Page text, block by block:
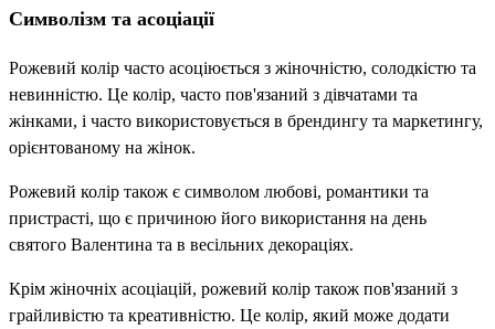
Символізм та асоціації
Рожевий колір часто асоціюється з жіночністю, солодкістю та
невинністю. Це колір, часто пов'язаний з дівчатами та
жінками, і часто використовується в брендингу та маркетингу,
орієнтованому на жінок.
Рожевий колір також є символом любові, романтики та
пристрасті, що є причиною його використання на день
святого Валентина та в весільних декораціях.
Крім жіночніх асоціацій, рожевий колір також пов'язаний з
грайливістю та креативністю. Це колір, який може додати